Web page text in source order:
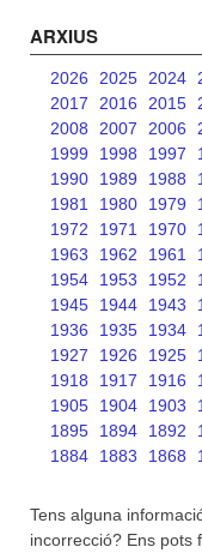
ARXIUS
2026 2025 2024
2017
2016 2015
2008
2007 2006
1999
1998 1997
1990
1989 1988
1981
1980 1979
1972
1971 1970
1963
1962 1961
1954
1953 1952
1945
1944 1943
1936
1935 1934
1927
1926 1925
1918
1917 1916
1905
1904 1903
1895
1894 1892
1884
1883 1868
Tens alguna
incorrecció? Ens pots